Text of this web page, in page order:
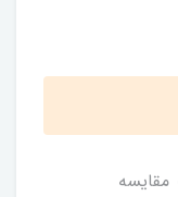
مقایسه